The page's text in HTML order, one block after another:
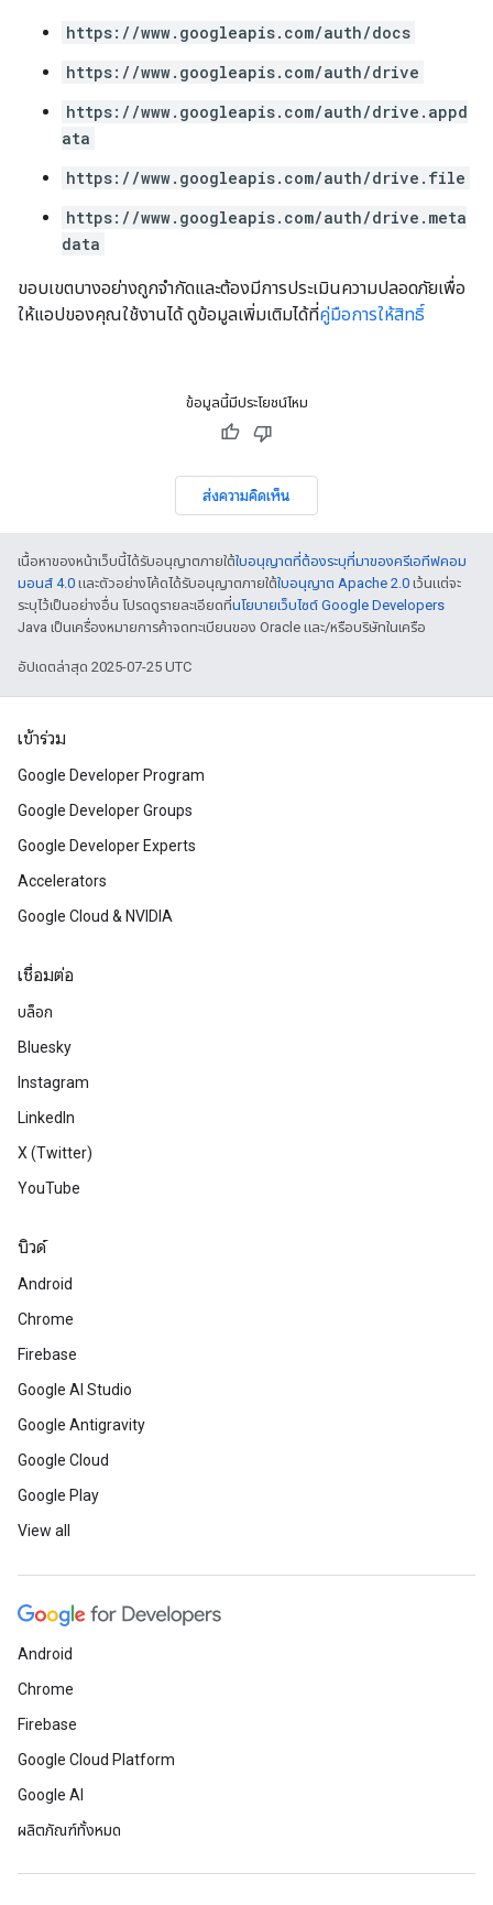
https://www.googleapis.com/auth/docs
https://www.googleapis.com/auth/drive
https://www.googleapis.com/auth/drive.appd
ata
https://www.googleapis.com/auth/drive.file
https://www.googleapis.com/auth/drive.meta
data
ขอบเขตบางอย่างถูกจํากัดและต้องมีการประเมินความปลอดภัยเพื่อ
ให้แอปของคุณใช้งานได้ ดูข้อมูลเพิ่มเติมได้ที่คู่มือการให้สิทธิ์
ข้อมูลนี้มีประโยชน์ไหม
ส่งความคิดเห็น
เนื้อหาของหน้าเว็บนี้ได้รับอนุญาตภายใต้ใบอนุญาตที่ต้องระบุที่มาของครีเอทีฟคอม
มอนส์ 4.0 และตัวอย่างโค้ดได้รับอนุญาตภายใต้ใบอนุญาต Apache 2.0 เว้นแต่จะ
ระบุไว้เป็นอย่างอื่น โปรดดูรายละเอียดที่นโยบายเว็บไซต์ Google Developers
Java เป็นเครื่องหมายการค้าจดทะเบียนของ Oracle และ/หรือบริษัทในเครือ
อัปเดตล่าสุด 2025-07-25 UTC
เข้าร่วม
Google Developer Program
Google Developer Groups
Google Developer Experts
Accelerators
Google Cloud & NVIDIA
เชื่อมต่อ
บล็อก
Bluesky
Instagram
LinkedIn
X (Twitter)
YouTube
บิวด์
Android
Chrome
Firebase
Google AI Studio
Google Antigravity
Google Cloud
Google Play
View all
Android
Chrome
Firebase
Google Cloud Platform
Google AI
ผลิตภัณฑ์ทั้งหมด